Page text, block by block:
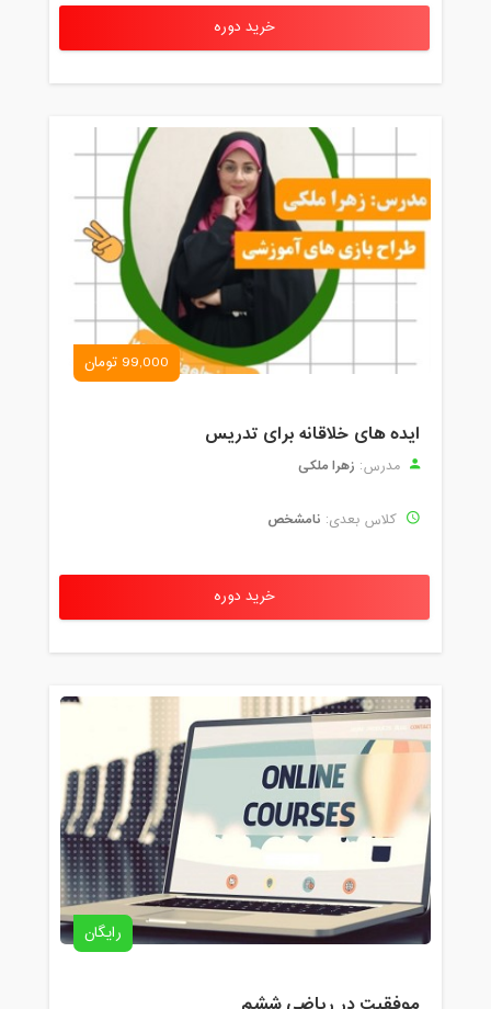
خرید دوره
99,000 تومان
ایده های خلاقانه برای تدریس
مدرس: زهرا ملکی
کلاس بعدی: نامشخص
خرید دوره
رایگان